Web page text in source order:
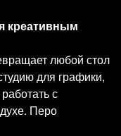
креативным
любой стол
для графики,
с
Перо